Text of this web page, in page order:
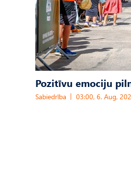
Pozitīvu emociju
Sabiedrība 03:00, 6. Aug,